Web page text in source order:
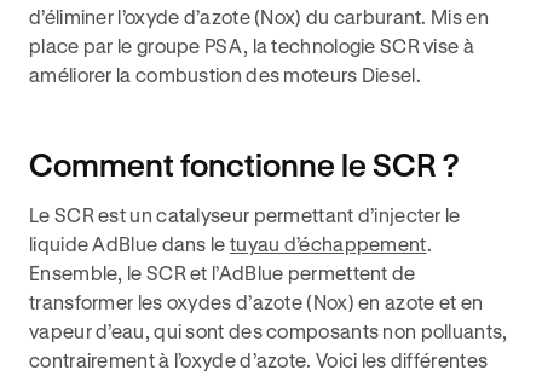
d’éliminer l’oxyde d’azote (Nox) du carburant. Mis en
place par le groupe PSA, la technologie SCR vise à
améliorer la combustion des moteurs Diesel.
Comment fonctionne le SCR ?
Le SCR est un catalyseur permettant d’injecter le
liquide AdBlue dans le tuyau d’échappement.
Ensemble, le SCR et l’AdBlue permettent de
transformer les oxydes d’azote (Nox) en azote et en
vapeur d’eau, qui sont des composants non polluants,
contrairement à l’oxyde d’azote. Voici les différentes